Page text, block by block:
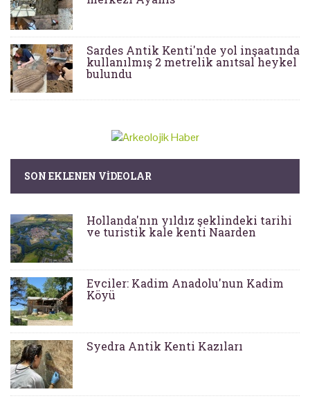
Sardes Antik Kenti'nde yol inşaatında
kullanılmış 2 metrelik anıtsal heykel
bulundu
SON EKLENEN VIDEOLAR
Hollanda'nın yıldız şeklindeki tarihi
ve turistik kale kenti Naarden
Evciler: Kadim Anadolu'nun Kadim
Köyü
Syedra Antik Kenti Kazıları